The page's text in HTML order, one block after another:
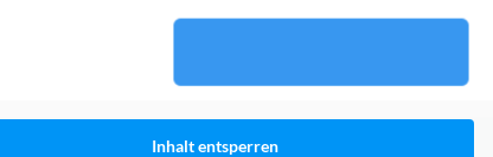
Inhalt entsperren